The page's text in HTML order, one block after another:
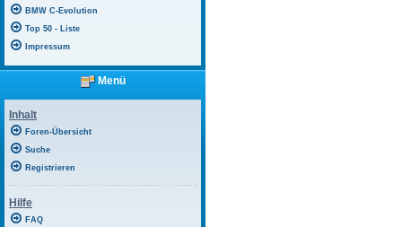
BMW C-Evolution
Top 50 - Liste
Impressum
Menü
Inhalt
Foren-Übersicht
Suche
Registrieren
Hilfe
FAQ